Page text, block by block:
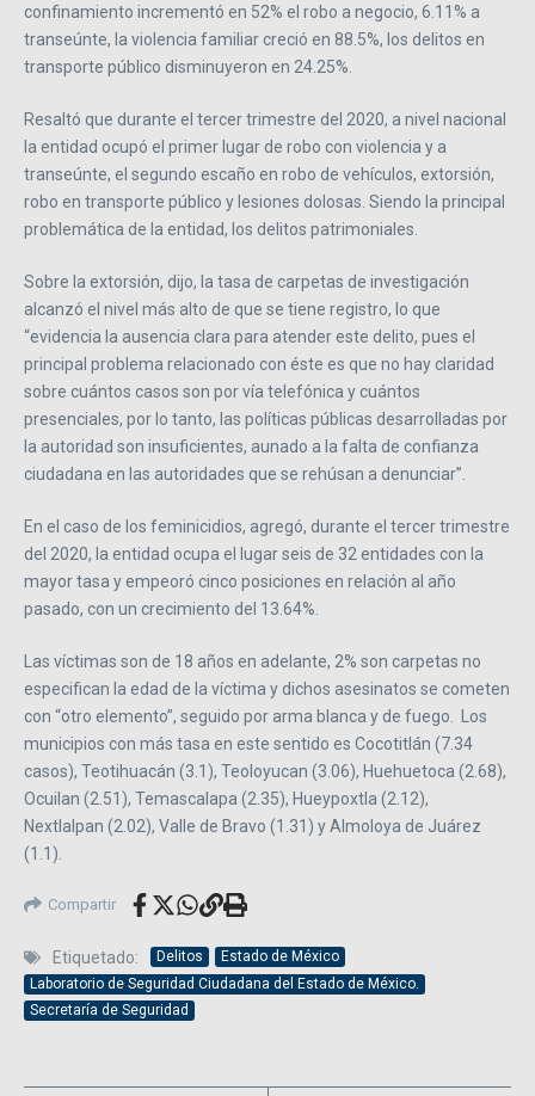
confinamiento incrementó en 52% el robo a negocio, 6.11% a
transeúnte, la violencia familiar creció en 88.5%, los delitos en
transporte público disminuyeron en 24.25%.
Resaltó que durante el tercer trimestre del 2020, a nivel nacional
la entidad ocupó el primer lugar de robo con violencia y a
transeúnte, el segundo escaño en robo de vehículos, extorsión,
robo en transporte público y lesiones dolosas. Siendo la principal
problemática de la entidad, los delitos patrimoniales.
Sobre la extorsión, dijo, la tasa de carpetas de investigación
alcanzó el nivel más alto de que se tiene registro, lo que
“evidencia la ausencia clara para atender este delito, pues el
principal problema relacionado con éste es que no hay claridad
sobre cuántos casos son por vía telefónica y cuántos
presenciales, por lo tanto, las políticas públicas desarrolladas por
la autoridad son insuficientes, aunado a la falta de confianza
ciudadana en las autoridades que se rehúsan a denunciar”.
En el caso de los feminicidios, agregó, durante el tercer trimestre
del 2020, la entidad ocupa el lugar seis de 32 entidades con la
mayor tasa y empeoró cinco posiciones en relación al año
pasado, con un crecimiento del 13.64%.
Las víctimas son de 18 años en adelante, 2% son carpetas no
especifican la edad de la víctima y dichos asesinatos se cometen
con “otro elemento”, seguido por arma blanca y de fuego. Los
municipios con más tasa en este sentido es Cocotitlán (7.34
casos), Teotihuacán (3.1), Teoloyucan (3.06), Huehuetoca (2.68),
Ocuilan (2.51), Temascalapa (2.35), Hueypoxtla (2.12),
Nextlalpan (2.02), Valle de Bravo (1.31) y Almoloya de Juárez
(1.1).
Compartir
Etiquetado: Delitos
Estado de México
Laboratorio de Seguridad Ciudadana del Estado de México.
Secretaría de Seguridad